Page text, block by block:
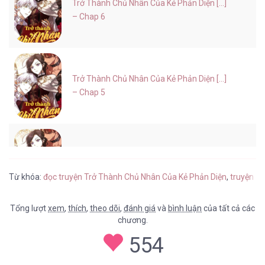
Trở Thành Chủ Nhân Của Kẻ Phản Diện [...]
– Chap 6
Trở Thành Chủ Nhân Của Kẻ Phản Diện [...]
– Chap 5
– Chap 3
Từ khóa: đọc truyện Trở Thành Chủ Nhân Của Kẻ Phản Diện, truyện
Tổng lượtxem, thích, theo dõi, đánh giá và bình luận của tất cả các
chương.
554